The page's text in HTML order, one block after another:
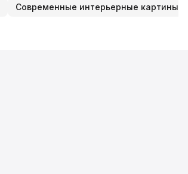
Современные интерьерные картины